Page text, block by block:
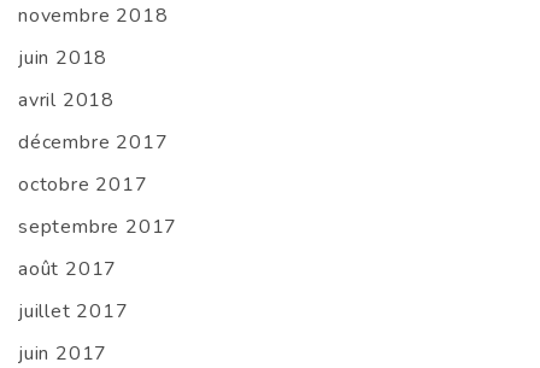
novembre 2018
juin 2018
avril 2018
décembre 2017
octobre 2017
septembre 2017
août 2017
juillet 2017
juin 2017